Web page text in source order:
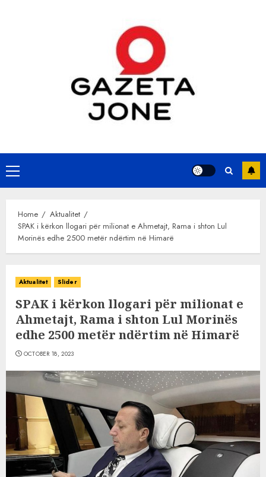
Primary
Menu
Home
Aktualitet
SPAK i kërkon llogari për milionat e Ahmetajt, Rama i shton Lul
Morinës edhe 2500 metër ndërtim në Himarë
Aktualitet Slider
SPAK i kërkon llogari për milionat e
Ahmetajt, Rama i shton Lul Morinës
edhe 2500 metër ndërtim në Himarë
OCTOBER 18, 2023